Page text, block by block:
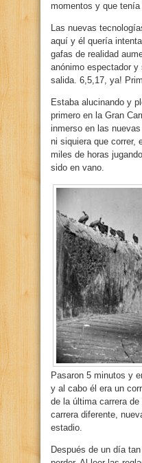
momentos y que tenía
Las nuevas
aquí y él quería
gafas de realidad
anónimo espectador
salida. 6,5,17, ya!
Estaba alucinando y
primero en la Gran
inmerso en las
ni siquiera que correr,
miles de horas
sido en vano.
Pasaron 5 minutos y
y al cabo él era un
de la última carrera
carrera diferente,
estadio.
Después de un día